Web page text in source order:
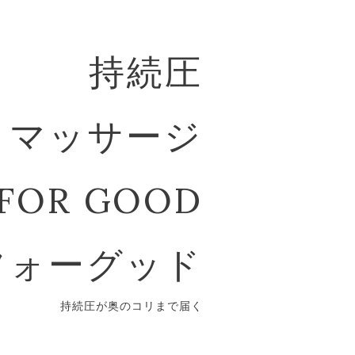
持続圧
マッサージ
GOOD
ーグッド
持続圧が奥のコリまで届く